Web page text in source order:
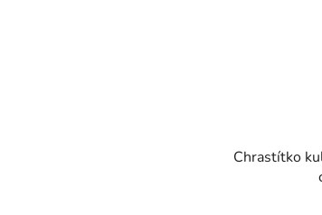
Chrastítko